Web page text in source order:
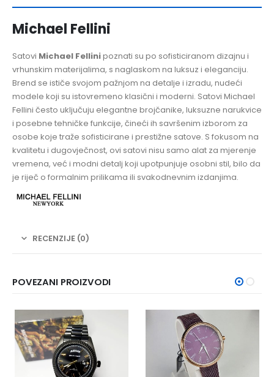
Michael Fellini
Satovi Michael Fellinipoznati su po sofisticiranom dizajnu i
vrhunskim materijalima, s naglaskom na luksuz i eleganciju.
Brend se ističe svojom pažnjom na detalje i izradu, nudeći
modele koji su istovremeno klasični i moderni. Satovi Michael
Fellini često uključuju elegantne brojčanike, luksuzne narukvice
i posebne tehničke funkcije, čineći ih savršenim izborom za
osobe koje traže sofisticirane i prestižne satove. S fokusom na
kvalitetu i dugovječnost, ovi satovi nisu samo alat za mjerenje
vremena, već i modni detalj koji upotpunjuje osobni stil, bilo da
je riječ o formalnim prilikama ili svakodnevnim izdanjima.
RECENZIJE (0)
POVEZANI PROIZVODI